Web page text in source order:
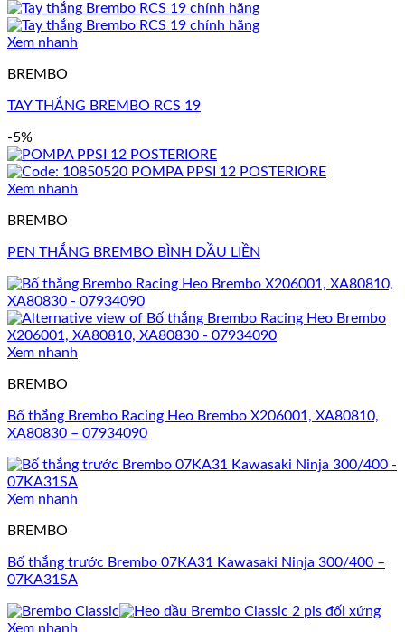
Xem nhanh
BREMBO
TAY THẮNG BREMBO RCS 19
-5%
Xem nhanh
BREMBO
PEN THẮNG BREMBO BÌNH DẦU LIỀN
Xem nhanh
BREMBO
Bố thắng Brembo Racing Heo Brembo X206001, XA80810,
XA80830 – 07934090
Xem nhanh
BREMBO
Bố thắng trước Brembo 07KA31 Kawasaki Ninja 300/400 –
07KA31SA
Xem nhanh